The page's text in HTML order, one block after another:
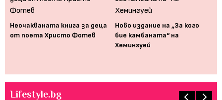
Неочакваната книга за деца
от поета Христо Фотев
Ново издание на „За кого
бие камбаната“ на
Хемингуей
Lifestyle.bg